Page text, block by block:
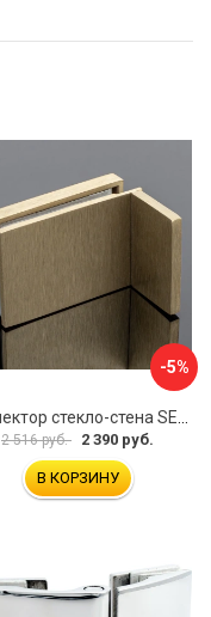
-5%
2 516 руб. 2 390 руб.
В КОРЗИНУ